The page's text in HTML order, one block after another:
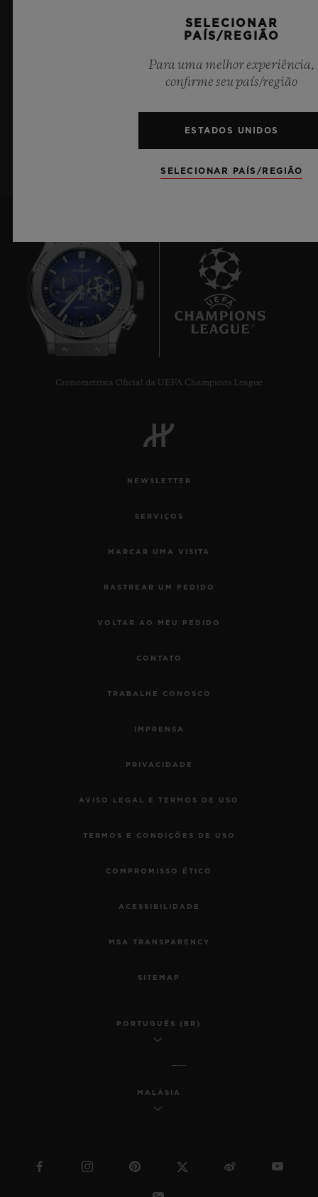
MANTENHA-ME ATUALIZADO
Desejo manter-me atualizado com as
últimas notícias da Hublot.
INSCREVA-SE
Cronometrista Oficial da UEFA Champions League
NEWSLETTER
SERVIÇOS
MARCAR UMA VISITA
RASTREAR UM PEDIDO
VOLTAR AO MEU PEDIDO
CONTATO
TRABALHE CONOSCO
IMPRENSA
PRIVACIDADE
AVISO LEGAL E TERMOS DE USO
TERMOS E CONDIÇÕES DE USO
COMPROMISSO ÉTICO
ACESSIBILIDADE
MSA TRANSPARENCY
SITEMAP
PORTUGUÊS (BR)
MALÁSIA
SELECIONAR
PAÍS/REGIÃO
Para uma melhor experiência,
confirme seu país/região
ESTADOS UNIDOS
SELECIONAR PAÍS/REGIÃO